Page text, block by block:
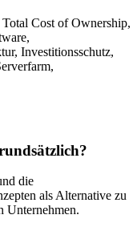
Cost of Ownership,
Investitionsschutz,
die
als Alternative zu
Unternehmen.